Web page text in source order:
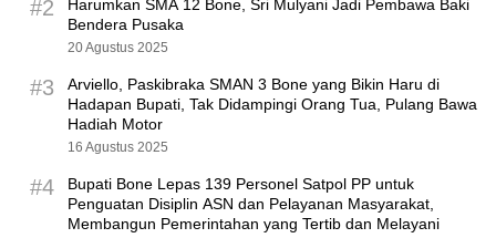
#2
Harumkan SMA 12 Bone, Sri Mulyani Jadi Pembawa Baki
Bendera Pusaka
20 Agustus 2025
#3
Arviello, Paskibraka SMAN 3 Bone yang Bikin Haru di
Hadapan Bupati, Tak Didampingi Orang Tua, Pulang Bawa
Hadiah Motor
16 Agustus 2025
#4
Bupati Bone Lepas 139 Personel Satpol PP untuk
Penguatan Disiplin ASN dan Pelayanan Masyarakat,
Membangun Pemerintahan yang Tertib dan Melayani